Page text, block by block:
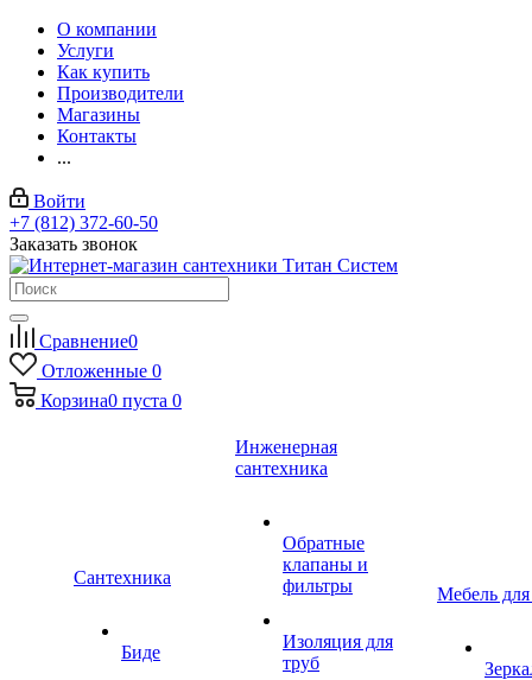
О компании
Услуги
Как купить
Производители
Магазины
Контакты
...
Войти
+7 (812) 372-60-50
Заказать звонок
Сравнение0
Отложенные 0
Корзина0 пуста 0
Сантехника
Биде
Инженерная
сантехника
Обратные
клапаны и
фильтры
Изоляция для
труб
Мебель